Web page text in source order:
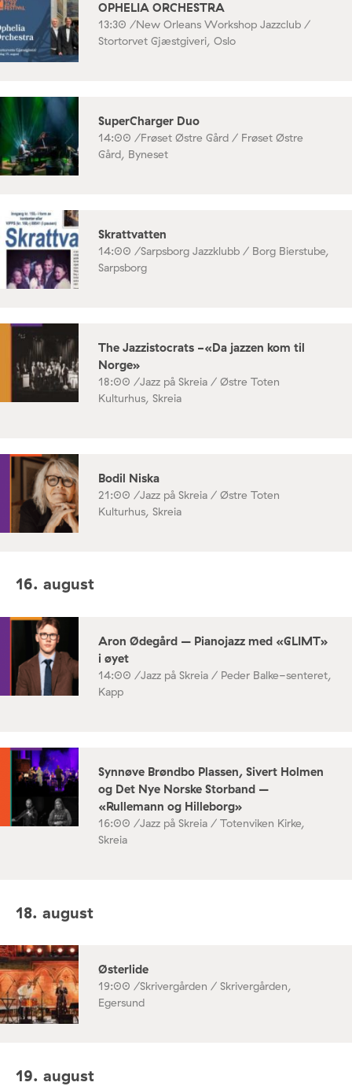
OPHELIA ORCHESTRA
13:30 /New Orleans Workshop Jazzclub /
Stortorvet Gjæstgiveri, Oslo
SuperCharger Duo
14:00 /Frøset Østre Gård / Frøset Østre
Gård, Byneset
Skrattvatten
14:00 /Sarpsborg Jazzklubb / Borg Bierstube,
Sarpsborg
The Jazzistocrats -«Da jazzen kom til
Norge»
18:00 /Jazz på Skreia / Østre Toten
Kulturhus, Skreia
Bodil Niska
21:00 /Jazz på Skreia / Østre Toten
Kulturhus, Skreia
16. august
Aron Ødegård – Pianojazz med «GLIMT»
i øyet
14:00 /Jazz på Skreia / Peder Balke-senteret,
Kapp
Synnøve Brøndbo Plassen, Sivert Holmen
og Det Nye Norske Storband –
«Rullemann og Hilleborg»
16:00 /Jazz på Skreia / Totenviken Kirke,
Skreia
18. august
Østerlide
19:00 /Skrivergården / Skrivergården,
Egersund
19. august